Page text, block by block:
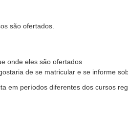
são ofertados.
onde eles são ofertados
de se matricular e se informe
em períodos diferentes dos cursos